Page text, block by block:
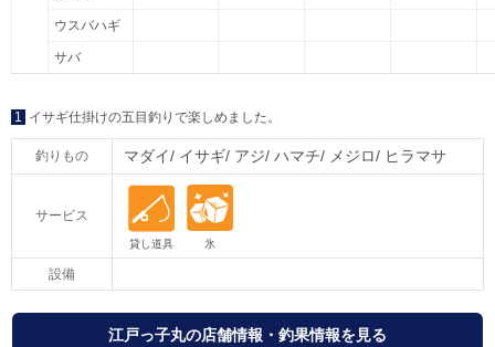
ウスバハギ
サバ
1 イサギ仕掛けの五目釣りで楽しめました。
釣りもの マダイ イサギ アジ ハマチ メジロ ヒラマサ
サービス
設備
江戸っ子丸の店舗情報・釣果情報を見る